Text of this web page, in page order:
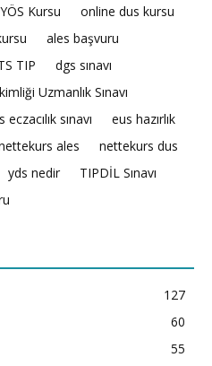
Kursu
online dus kursu
ales başvuru
TIP
dgs sınavı
Uzmanlık Sınavı
eczacılık sınavı
eus hazırlık
ales
nettekurs dus
yds nedir
TIPDİL Sınavı
127
60
55